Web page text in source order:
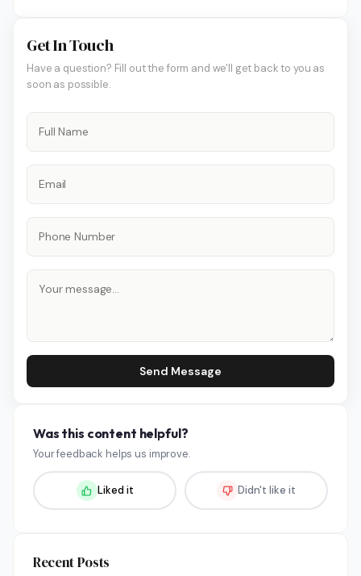
Get In Touch
Have a question? Fill out the form and we'll get back to you as
soon as possible.
Send Message
Was this content helpful?
Your feedback helps us improve.
Liked it Didn't like it
Recent Posts